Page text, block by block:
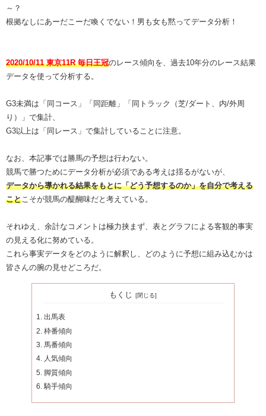
～？
根拠なしにあーだこーだ喚くでない！男も女も黙ってデータ分析！
2020/10/11 東京11R 毎日王冠のレース傾向を、過去10年分のレース結果
データを使って分析する。
G3未満は「同コース」「同距離」「同トラック（芝/ダート、内/外周
り）」で集計、
G3以上は「同レース」で集計していることに注意。
なお、本記事では勝馬の予想は行わない。
競馬で勝つためにデータ分析が必須である考えは揺るがないが、
データから導かれる結果をもとに「どう予想するのか」を自分で考える
ことこそが競馬の醍醐味だと考えている。
それゆえ、余計なコメントは極力挟まず、表とグラフによる客観的事実
の見える化に努めている。
これら事実データをどのように解釈し、どのように予想に組み込むかは
皆さんの腕の見せどころだ。
もくじ
出馬表
枠番傾向
馬番傾向
人気傾向
脚質傾向
騎手傾向